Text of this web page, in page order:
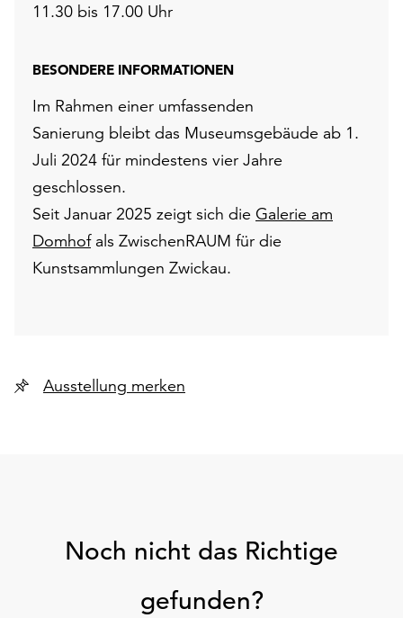
11.30 bis 17.00 Uhr
BESONDERE INFORMATIONEN
Im Rahmen einer umfassenden
Sanierung bleibt das Museumsgebäude ab 1.
Juli 2024 für mindestens vier Jahre
geschlossen.
Seit Januar 2025 zeigt sich die Galerie am
Domhofals ZwischenRAUM für die
Kunstsammlungen Zwickau.
Ausstellung merken
Noch nicht das Richtige
gefunden?